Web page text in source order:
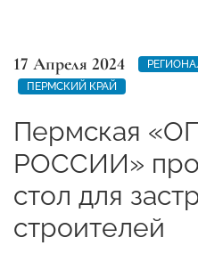
17 Апреля 2024
ПЕРМСКИЙ КРАЙ
Пермская
РОССИИ»
стол для
строителей